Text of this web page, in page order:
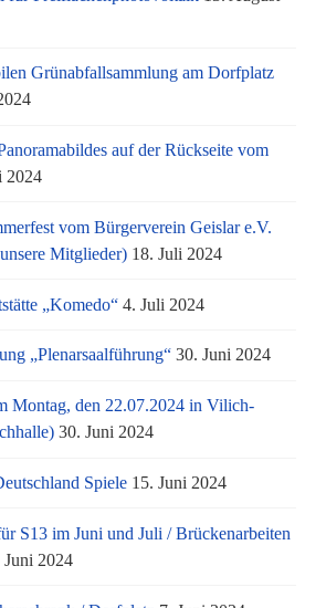
Grünabfallsammlung am Dorfplatz
auf der Rückseite vom
2024
vom Bürgerverein Geislar e.V.
Mitglieder) 18. Juli 2024
„Komedo“ 4. Juli 2024
„Plenarsaalführung“ 30. Juni 2024
Montag, den 22.07.2024 in Vilich-
30. Juni 2024
Spiele 15. Juni 2024
S13 im Juni und Juli / Brü­cken­ar­bei­ten
Juni 2024